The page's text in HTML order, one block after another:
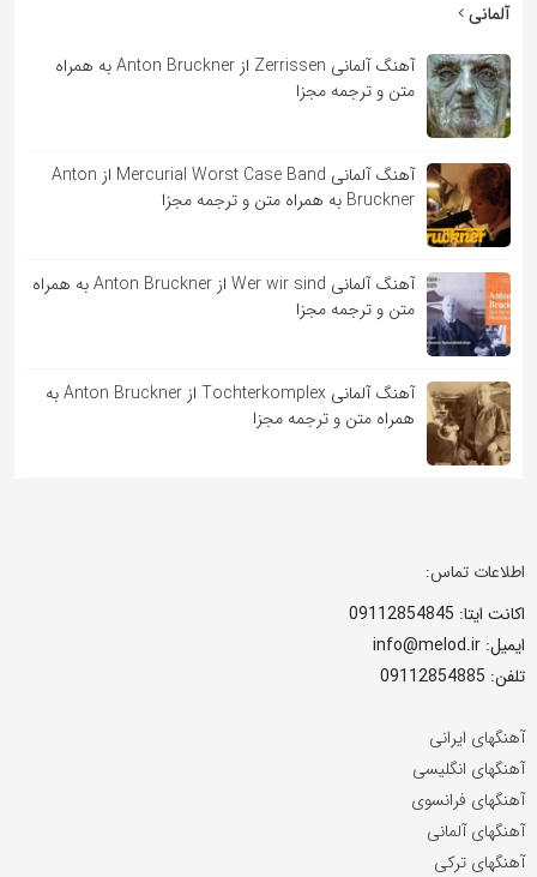
آلمانی
آهنگ آلمانی Zerrissen از Anton Bruckner به همراه
متن و ترجمه مجزا
آهنگ آلمانی Mercurial Worst Case Band از Anton
Bruckner به همراه متن و ترجمه مجزا
آهنگ آلمانی Wer wir sind از Anton Bruckner به همراه
متن و ترجمه مجزا
آهنگ آلمانی Tochterkomplex از Anton Bruckner به
همراه متن و ترجمه مجزا
اطلاعات تماس:
اکانت ایتا: 09112854845
ایمیل: info@melod.ir
تلفن: 09112854885
آهنگهای ایرانی
آهنگهای انگلیسی
آهنگهای فرانسوی
آهنگهای آلمانی
آهنگهای ترکی